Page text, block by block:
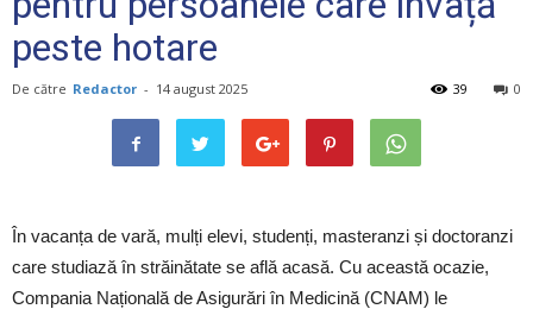
peste hotare
De către Redactor - 14 august 2025 0
39
În vacanța de vară, mulți elevi, studenți, masteranzi și doctoranzi
care studiază în străinătate se află acasă. Cu această ocazie,
Compania Națională de Asigurări în Medicină (CNAM) le